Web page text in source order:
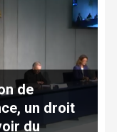
de
un droit
du